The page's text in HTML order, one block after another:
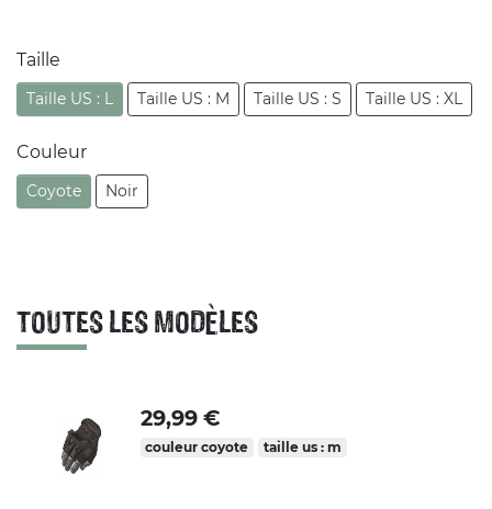
Taille
Taille US : L Taille US : M Taille US : S Taille US : XL
Couleur
Coyote Noir
TOUTES LES MODÈLES
29,99 €
couleur coyote taille us : m